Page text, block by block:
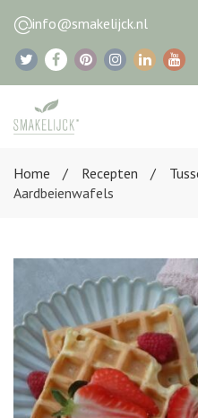
info@smakelijck.nl
Home
Recepten
Aardbeienwafels